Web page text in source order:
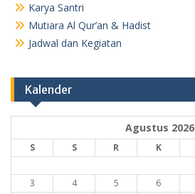
Karya Santri
Mutiara Al Qur’an & Hadist
Jadwal dan Kegiatan
Kalender
Agustus 2026
S S R K
3
4 5 6